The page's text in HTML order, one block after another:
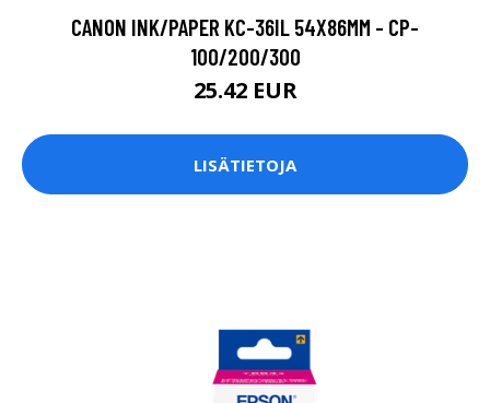
CANON INK/PAPER KC-36IL 54X86MM - CP-
100/200/300
25.42 EUR
LISÄTIETOJA